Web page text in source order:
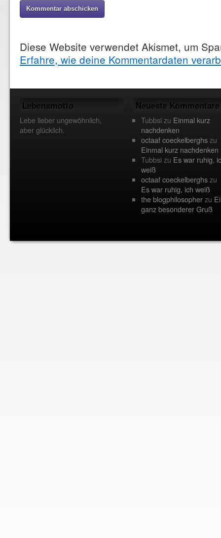
Diese Website verwendet Akismet, um
Erfahre, wie deine Kommentardaten
Lebensmotto
Lebe lieber ungewöhnlich,
aber glücklich.
Neueste Kommentare
Tubbsizu Einmal kurz
nachdenken
octaaf coeckelberghszu
Einmal kurz nachdenken
Tubbsizu Es war ruhig,
weiß
octaaf coeckelberghszu
Es war ruhig, ich weiß
the blogphilosopherzu
ganz besonderer Gruß